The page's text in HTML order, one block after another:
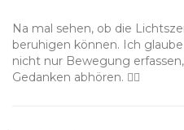
Na mal sehen, ob die
beruhigen können. Ich
nicht nur Bewegung
Gedanken abhören. 🕵️‍♂️